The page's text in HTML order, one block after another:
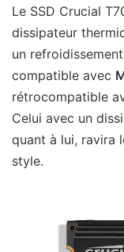
Le SSD Crucial
dissipateur
un
compatible avec
rétrocompatible
Celui avec un
quant à lui, ravira
style.